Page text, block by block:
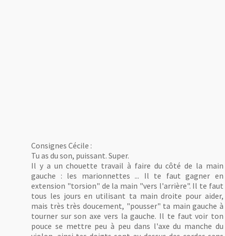
Consignes Cécile :
Tu as du son, puissant. Super.
Il y a un chouette travail à faire du côté de la main
gauche : les marionnettes ... Il te faut gagner en
extension "torsion" de la main "vers l'arrière". Il te faut
tous les jours en utilisant ta main droite pour aider,
mais très très doucement, "pousser" ta main gauche à
tourner sur son axe vers la gauche. Il te faut voir ton
pouce se mettre peu à peu dans l'axe du manche du